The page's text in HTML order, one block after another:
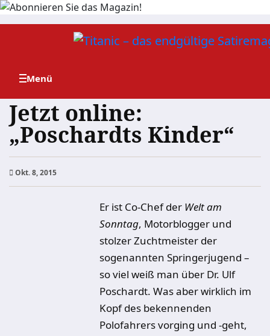
Zum
Jetzt online:
„Poschardts Kinder“
Okt. 8, 2015
Er ist Co-Chef der Welt am
Sonntag, Motorblogger und
stolzer Zuchtmeister der
sogenannten Springerjugend –
so viel weiß man über Dr. Ulf
Poschardt. Was aber wirklich im
Kopf des bekennenden
Polofahrers vorging und -geht,